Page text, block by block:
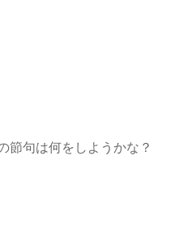
節句は何をしようかな？